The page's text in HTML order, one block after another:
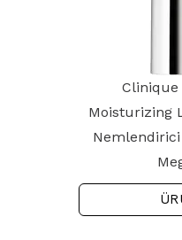
Clinique
Moisturizing